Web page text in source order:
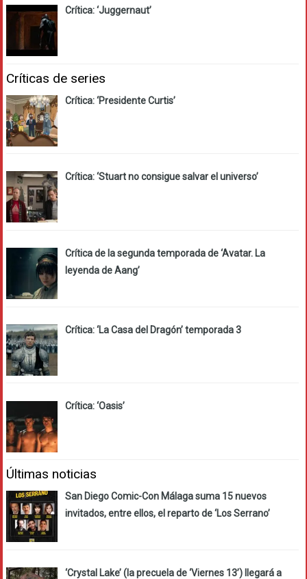
Crítica: ‘Juggernaut’
Críticas de series
Crítica: ‘Presidente Curtis’
Crítica: ‘Stuart no consigue salvar el universo’
Crítica de la segunda temporada de ‘Avatar. La
leyenda de Aang’
Crítica: ‘La Casa del Dragón’ temporada 3
Crítica: ‘Oasis’
Últimas noticias
San Diego Comic-Con Málaga suma 15 nuevos
invitados, entre ellos, el reparto de ‘Los Serrano’
‘Crystal Lake’ (la precuela de ‘Viernes 13’) llegará a